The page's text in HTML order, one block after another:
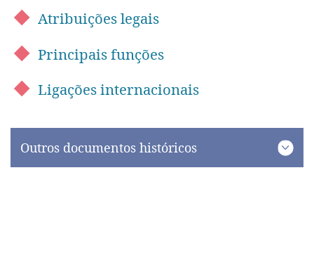
Atribuições legais
Principais funções
Ligações internacionais
Outros documentos históricos